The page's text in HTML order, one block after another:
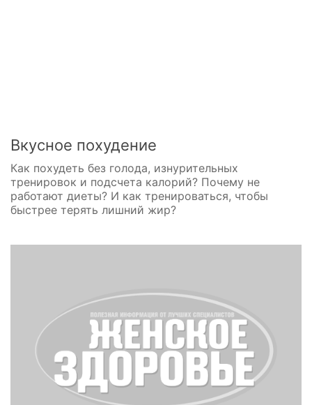
Вкусное похудение
Как похудеть без голода, изнурительных
тренировок и подсчета калорий? Почему не
работают диеты? И как тренироваться, чтобы
быстрее терять лишний жир?